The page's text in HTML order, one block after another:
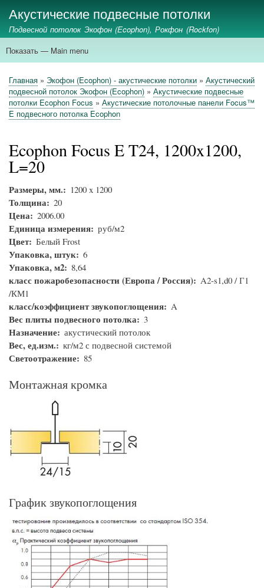
к
основному
Акустические подвесные потолки
Подвесной потолок Экофон (Ecophon), Рокфон (Rockfon)
Main
Показать — Main menu
главная
ecophon
rockfon
стеновые панели
акустические экраны
применение
Строка
навигации
Главная Экофон (Ecophon) - акустические потолки
Акустический
подвесной потолок Экофон (Ecophon)
Акустические подвесные
потолки Ecophon Focus
Акустические потолочные панели Focus™
E подвесного потолка Ecophon
Ecophon Focus E T24, 1200x1200,
L=20
Размеры, мм. 1200 x 1200
Толщина 20
Цена 2006.00
Единица измерения руб/м2
Цвет Белый Frost
Упаковка, штук 6
Упаковка, м2 8,64
класс пожаробезопасности (Европа / Россия)
A2-s1,d0 / Г1
/КМ1
класс/коэффициент звукопоглощения A
Вес плиты подвесного потолка 3
Назначение акустический потолок
Вес, ед.изм. кг/м2 с подвесной системой
Светоотражение 85
Монтажная кромка
График звукопоглощения